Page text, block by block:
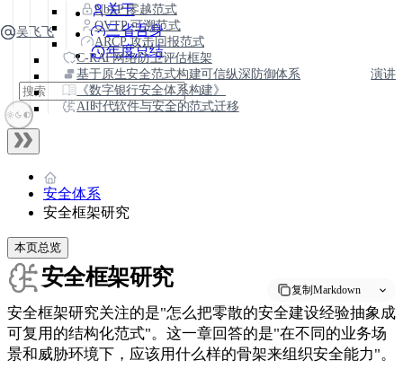
吴飞飞
关于
三省吾身
年度总结
NbSP 零越范式
OVTP 可溯范式
ARCP 攻击回报范式
C-RAF网络防卫评估框架
基于原生安全范式构建可信纵深防御体系
演讲
《数字银行安全体系构建》
AI时代软件与安全的范式迁移
安全体系
安全框架研究
本页总览
安全框架研究
复制Markdown
安全框架研究关注的是"怎么把零散的安全建设经验抽象成
可复用的结构化范式"。这一章回答的是"在不同的业务场
景和威胁环境下，应该用什么样的骨架来组织安全能力"。